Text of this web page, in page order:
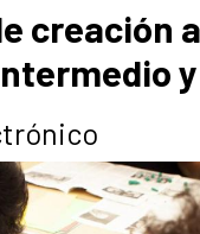
creación